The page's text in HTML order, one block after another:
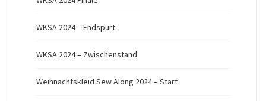
WKSA 2024 – Endspurt
WKSA 2024 – Zwischenstand
Weihnachtskleid Sew Along 2024 – Start